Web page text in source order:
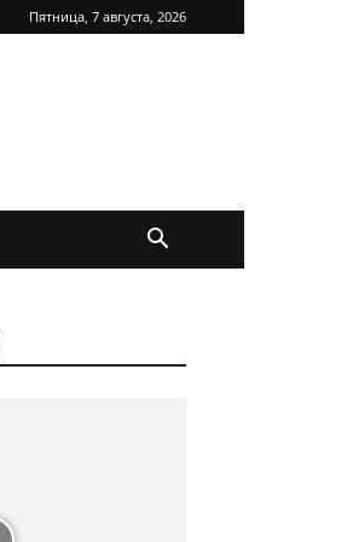
Пятница, 7 августа, 2026